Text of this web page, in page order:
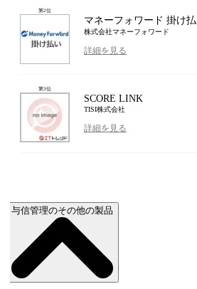
位
マネーフォワード 掛け払い
株式会社マネーフォワード
詳細を見る
位
SCORE LINK
TISI株式会社
詳細を見る
与信管理のその他の製品